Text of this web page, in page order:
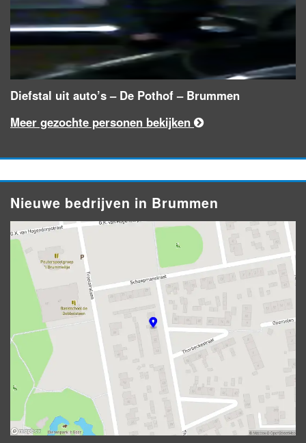
Diefstal uit auto’s – De Pothof – Brummen
Meer gezochte personen bekijken
Nieuwe bedrijven in Brummen